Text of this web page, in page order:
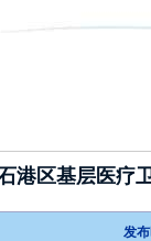
港区基层医疗
发